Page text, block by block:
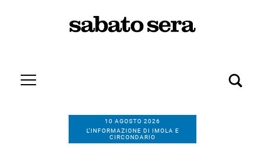
10 AGOSTO 2026
L’INFORMAZIONE DI IMOLA E
CIRCONDARIO